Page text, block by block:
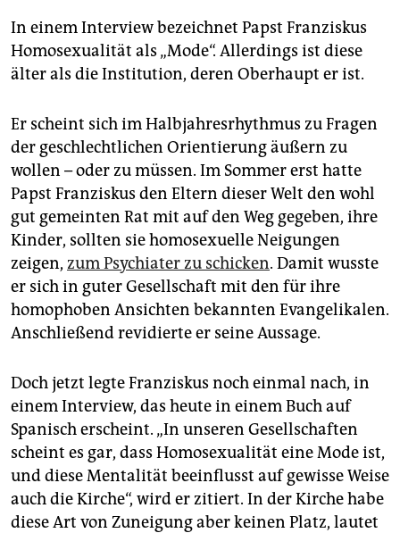
unterstützen
abo
epaper login
In einem Interview bezeichnet Papst Franziskus
Homosexualität als „Mode“. Allerdings ist diese
älter als die Institution, deren Oberhaupt er ist.
Er scheint sich im Halbjahresrhythmus zu Fragen
der geschlechtlichen Orientierung äußern zu
wollen – oder zu müssen. Im Sommer erst hatte
Papst Franziskus den Eltern dieser Welt den wohl
gut gemeinten Rat mit auf den Weg gegeben, ihre
Kinder, sollten sie homosexuelle Neigungen
zeigen, zum Psychiater zu schicken. Damit wusste
er sich in guter Gesellschaft mit den für ihre
homophoben Ansichten bekannten Evangelikalen.
Anschließend revidierte er seine Aussage.
Doch jetzt legte Franziskus noch einmal nach, in
einem Interview, das heute in einem Buch auf
Spanisch erscheint. „In unseren Gesellschaften
scheint es gar, dass Homosexualität eine Mode ist,
und diese Mentalität beeinflusst auf gewisse Weise
auch die Kirche“, wird er zitiert. In der Kirche habe
diese Art von Zuneigung aber keinen Platz, lautet